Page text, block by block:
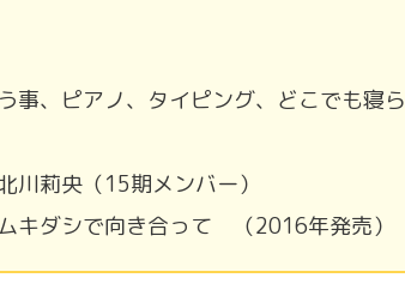
事、ピアノ、タイピング、どこでも寝ら
川莉央（15期メンバー）
キダシで向き合って （2016年発売）